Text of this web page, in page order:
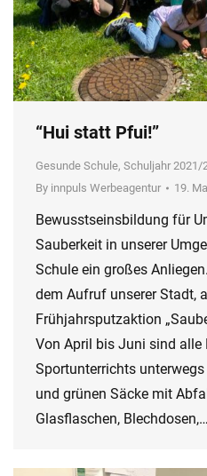
“Hui statt Pfui!”
Gesunde Schule, Schuljahr 2021/
By innpuls Werbeagentur 19.
Bewusstseinsbildung für
Sauberkeit in unserer
Schule ein großes
dem Aufruf unserer Stadt,
Frühjahrsputzaktion
Von April bis Juni sind alle
Sportunterrichts
und grünen Säcke mit
Glasflaschen, Blechdosen,…